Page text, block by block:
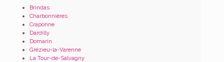
Brindas
Charbonnières
Craponne
Dardilly
Domarin
Grézieu-la-Varenne
La Tour-de-Salvagny